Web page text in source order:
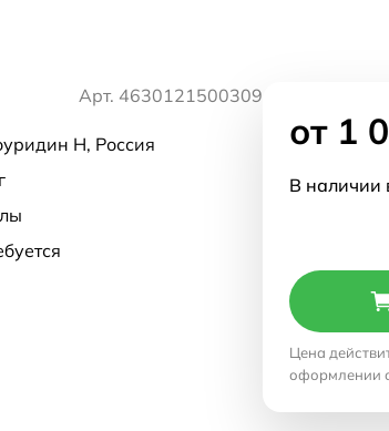
Арт. 4630121500309
Н, Россия
от 1
В наличии
Цена
оформлении